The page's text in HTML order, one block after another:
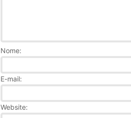
Nome:
E-mail:
Website: